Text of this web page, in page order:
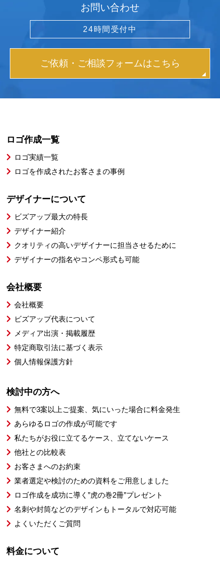
お問い合わせ
24時間受付中
ご依頼・ご相談フォームはこちら
ロゴ作成一覧
ロゴ実績一覧
ロゴを作成されたお客さまの事例
デザイナーについて
ビズアップ最大の特長
デザイナー紹介
クオリティの高いデザイナーに担当させるために
デザイナーの指名やコンペ形式も可能
会社概要
会社概要
ビズアップ代表について
メディア出演・掲載履歴
特定商取引法に基づく表示
個人情報保護方針
検討中の方へ
無料で3案以上ご提案、気にいった場合に料金発生
あらゆるロゴの作成が可能です
私たちがお役に立てるケース、立てないケース
他社との比較表
お客さまへのお約束
業者選定や検討のための資料をご用意しました
ロゴ作成を成功に導く”虎の巻2冊”プレゼント
名刺や封筒などのデザインもトータルで対応可能
よくいただくご質問
料金について